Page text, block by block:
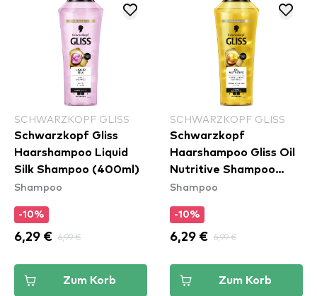
SCHWARZKOPF GLISS
Schwarzkopf Gliss
Haarshampoo Liquid
Silk Shampoo (400ml)
Shampoo
-10%
6,29 € 6,99 €
Zum Korb
SCHWARZKOPF GLISS
Schwarzkopf
Haarshampoo Gliss Oil
Nutritive Shampoo
(400ml)
Shampoo
-10%
6,29 € 6,99 €
Zum Korb